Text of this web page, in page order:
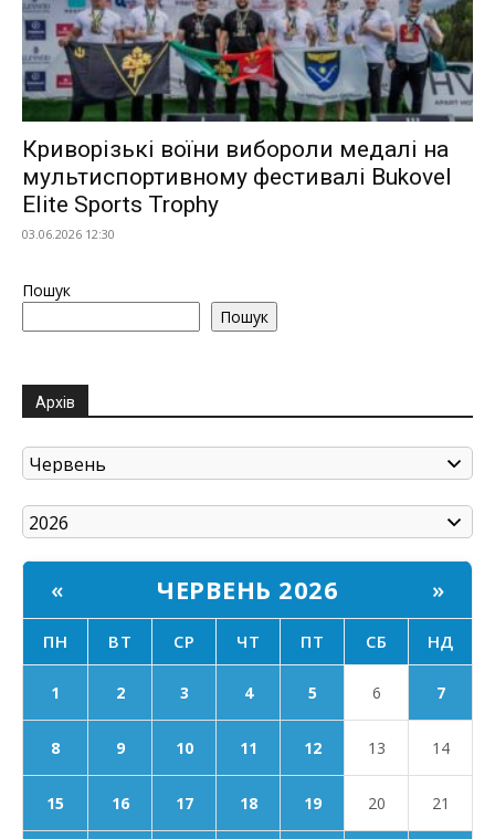
Криворізькі воїни вибороли медалі на
мультиспортивному фестивалі Bukovel
Elite Sports Trophy
03.06.2026 12:30
Пошук
Пошук
Архів
« ЧЕРВЕНЬ 2026 »
ПН ВТ СР ЧТ ПТ СБ НД
1 2 3 4 5 6 7
8 9 10 11 12 13 14
15 16 17 18 19 20 21